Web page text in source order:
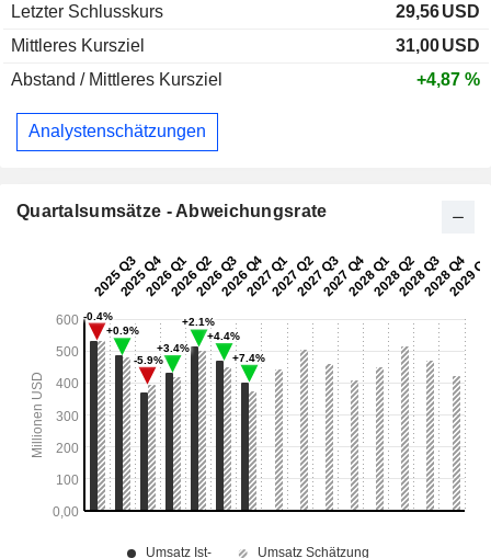
Letzter Schlusskurs
29,56USD
Mittleres Kursziel
31,00USD
Abstand / Mittleres Kursziel
+4,87 %
Analystenschätzungen
Quartalsumsätze - Abweichungsrate